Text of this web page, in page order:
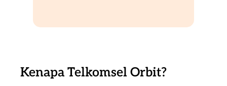
Kenapa Telkomsel Orbit?